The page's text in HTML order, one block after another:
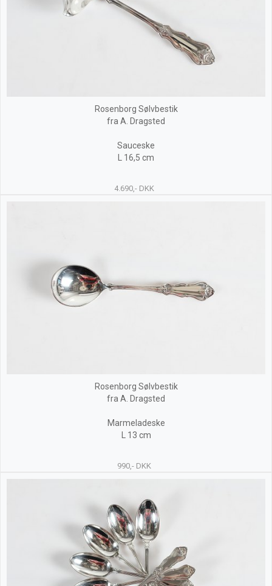
Rosenborg Sølvbestik
fra A. Dragsted
Sauceske
L 16,5 cm
4.690,- DKK
Rosenborg Sølvbestik
fra A. Dragsted
Marmeladeske
L 13 cm
990,- DKK